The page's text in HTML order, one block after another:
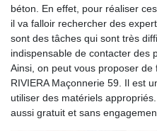
béton. En effet, pour réaliser
il va falloir rechercher des
sont des tâches qui sont très
indispensable de contacter des
Ainsi, on peut vous proposer
RIVIERA Maçonnerie 59. Il est
utiliser des matériels
aussi gratuit et sans